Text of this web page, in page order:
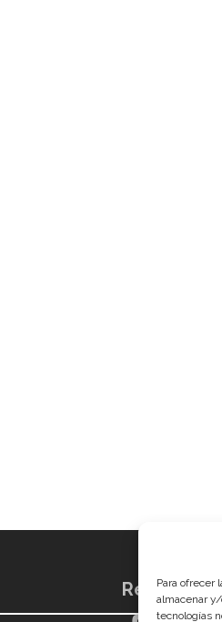
Para ofrecer
almacenar
tecnologías
Redes